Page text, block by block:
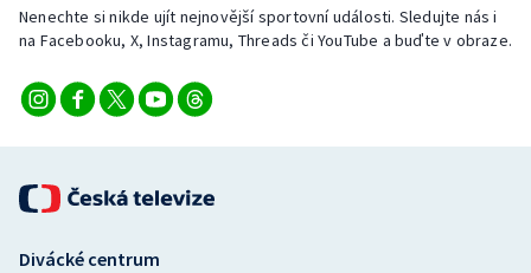
Nenechte si nikde ujít nejnovější sportovní události. Sledujte nás i
na Facebooku, X, Instagramu, Threads či YouTube a buďte v obraze.
Divácké centrum